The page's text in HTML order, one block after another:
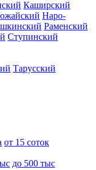
Каширский
Наро-
Раменский
Ступинский
Тарусский
от 15 соток
до 500 тыс